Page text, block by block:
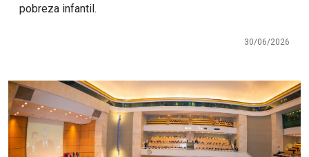
pobreza infantil.
30/06/2026
Imagen